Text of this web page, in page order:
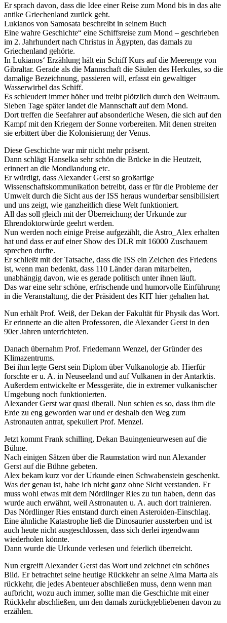
Er sprach davon, dass die Idee einer Reise zum Mond bis in das alte
antike Griechenland zurück geht.
Lukianos von Samosata beschreibt in seinem Buch
Eine wahre Geschichte“ eine Schiffsreise zum Mond – geschrieben
im 2. Jahrhundert nach Christus in Ägypten, das damals zu
Griechenland gehörte.
In Lukianos‘ Erzählung hält ein Schiff Kurs auf die Meerenge von
Gibraltar. Gerade als die Mannschaft die Säulen des Herkules, so die
damalige Bezeichnung, passieren will, erfasst ein gewaltiger
Wasserwirbel das Schiff.
Es schleudert immer höher und treibt plötzlich durch den Weltraum.
Sieben Tage später landet die Mannschaft auf dem Mond.
Dort treffen die Seefahrer auf absonderliche Wesen, die sich auf den
Kampf mit den Kriegern der Sonne vorbereiten. Mit denen streiten
sie erbittert über die Kolonisierung der Venus.
Diese Geschichte war mir nicht mehr präsent.
Dann schlägt Hanselka sehr schön die Brücke in die Heutzeit,
erinnert an die Mondlandung etc.
Er würdigt, dass Alexander Gerst so großartige
Wissenschaftskommunikation betreibt, dass er für die Probleme der
Umwelt durch die Sicht aus der ISS heraus wunderbar sensibilisiert
und uns zeigt, wie ganzheitlich diese Welt funktioniert.
All das soll gleich mit der Überreichung der Urkunde zur
Ehrendoktorwürde geehrt werden.
Nun werden noch einige Preise aufgezählt, die Astro_Alex erhalten
hat und dass er auf einer Show des DLR mit 16000 Zuschauern
sprechen durfte.
Er schließt mit der Tatsache, dass die ISS ein Zeichen des Friedens
ist, wenn man bedenkt, dass 110 Länder daran mitarbeiten,
unabhängig davon, wie es gerade politisch unter ihnen läuft.
Das war eine sehr schöne, erfrischende und humorvolle Einführung
in die Veranstaltung, die der Präsident des KIT hier gehalten hat.
Nun erhält Prof. Weiß, der Dekan der Fakultät für Physik das Wort.
Er erinnerte an die alten Professoren, die Alexander Gerst in den
90er Jahren unterrichteten.
Danach übernahm Prof. Friedemann Wenzel, der Gründer des
Klimazentrums.
Bei ihm legte Gerst sein Diplom über Vulkanologie ab. Hierfür
forschte er u. A. in Neuseeland und auf Vulkanen in der Antarktis.
Außerdem entwickelte er Messgeräte, die in extremer vulkanischer
Umgebung noch funktionierten.
Alexander Gerst war quasi überall. Nun schien es so, dass ihm die
Erde zu eng geworden war und er deshalb den Weg zum
Astronauten antrat, spekuliert Prof. Menzel.
Jetzt kommt Frank schilling, Dekan Bauingenieurwesen auf die
Bühne.
Nach einigen Sätzen über die Raumstation wird nun Alexander
Gerst auf die Bühne gebeten.
Alex bekam kurz vor der Urkunde einen Schwabenstein geschenkt.
Was der genau ist, habe ich nicht ganz ohne Sicht verstanden. Er
muss wohl etwas mit dem Nördlinger Ries zu tun haben, denn das
wurde auch erwähnt, weil Astronauten u. A. auch dort trainieren.
Das Nördlinger Ries entstand durch einen Asteroiden-Einschlag.
Eine ähnliche Katastrophe ließ die Dinosaurier aussterben und ist
auch heute nicht ausgeschlossen, dass sich derlei irgendwann
wiederholen könnte.
Dann wurde die Urkunde verlesen und feierlich überreicht.
Nun ergreift Alexander Gerst das Wort und zeichnet ein schönes
Bild. Er betrachtet seine heutige Rückkehr an seine Alma Marta als
rückkehr, die jedes Abenteuer abschließen muss, denn wenn man
aufbricht, wozu auch immer, sollte man die Geschichte mit einer
Rückkehr abschließen, um den damals zurückgebliebenen davon zu
erzählen.